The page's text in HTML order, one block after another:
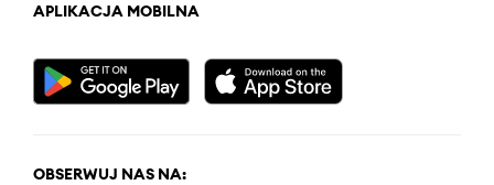
APLIKACJA MOBILNA
OBSERWUJ NAS NA: